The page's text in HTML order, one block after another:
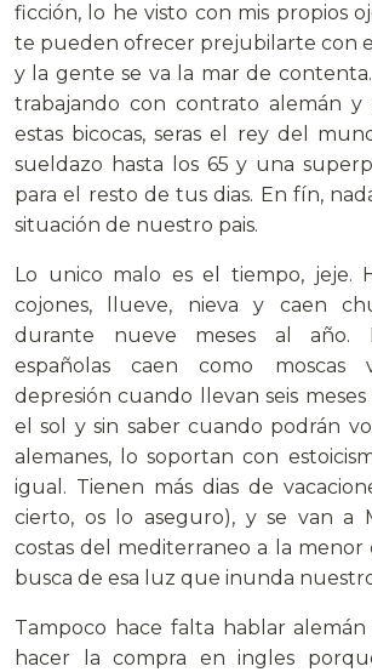
ficción, lo he visto con mis propios
te pueden ofrecer prejubilarte con
y la gente se va la mar de contenta.
trabajando con contrato alemán
estas bicocas, seras el rey del
sueldazo hasta los 65 y una
para el resto de tus dias. En fín,
situación de nuestro pais.
Lo unico malo es el tiempo, jeje.
cojones, llueve, nieva y caen
durante nueve meses al año.
españolas caen como moscas
depresión cuando llevan seis
el sol y sin saber cuando podrán
alemanes, lo soportan con
igual. Tienen más dias de
cierto, os lo aseguro), y se van a
costas del mediterraneo a la
busca de esa luz que inunda
Tampoco hace falta hablar
hacer la compra en ingles